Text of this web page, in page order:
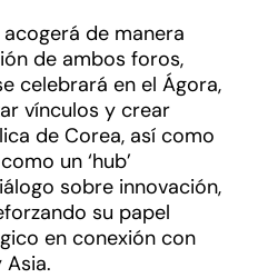
de manera
de ambos foros,
celebrará en el Ágora,
vínculos y crear
de Corea, así como
un ‘hub’
sobre innovación,
su papel
en conexión con
Asia.